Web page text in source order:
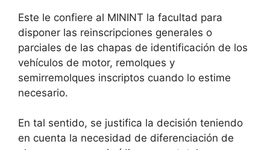
Este le confiere al MININT la facultad para
disponer las reinscripciones generales o
parciales de las chapas de identificación de los
vehículos de motor, remolques y
semirremolques inscriptos cuando lo estime
necesario.
En tal sentido, se justifica la decisión teniendo
en cuenta la necesidad de diferenciación de